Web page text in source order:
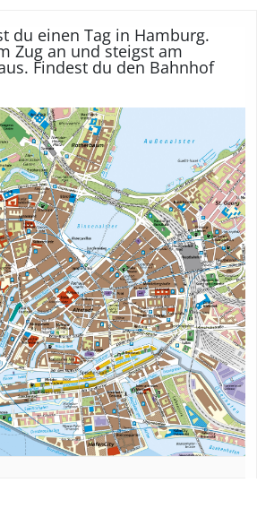
du einen Tag in Hamburg.
Zug an und steigst am
Findest du den Bahnhof